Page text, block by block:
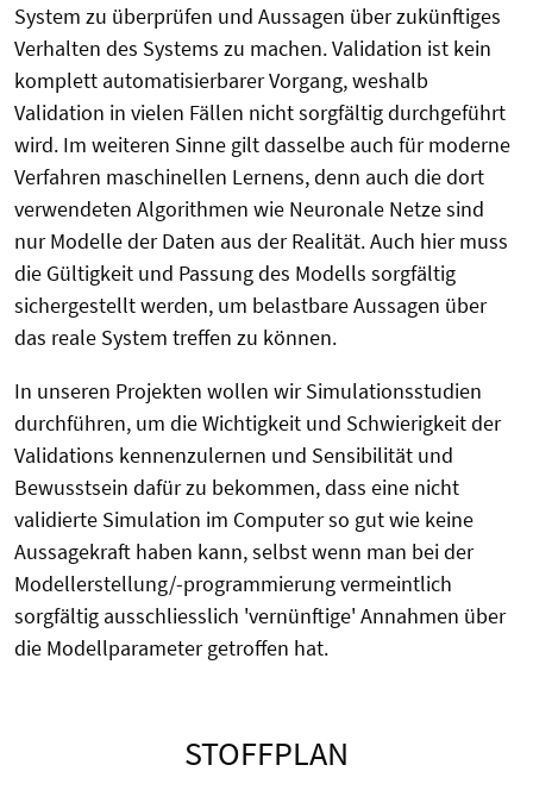
System zu überprüfen und Aussagen über zukünftiges
Verhalten des Systems zu machen. Validation ist kein
komplett automatisierbarer Vorgang, weshalb
Validation in vielen Fällen nicht sorgfältig durchgeführt
wird. Im weiteren Sinne gilt dasselbe auch für moderne
Verfahren maschinellen Lernens, denn auch die dort
verwendeten Algorithmen wie Neuronale Netze sind
nur Modelle der Daten aus der Realität. Auch hier muss
die Gültigkeit und Passung des Modells sorgfältig
sichergestellt werden, um belastbare Aussagen über
das reale System treffen zu können.
In unseren Projekten wollen wir Simulationsstudien
durchführen, um die Wichtigkeit und Schwierigkeit der
Validations kennenzulernen und Sensibilität und
Bewusstsein dafür zu bekommen, dass eine nicht
validierte Simulation im Computer so gut wie keine
Aussagekraft haben kann, selbst wenn man bei der
Modellerstellung/-programmierung vermeintlich
sorgfältig ausschliesslich 'vernünftige' Annahmen über
die Modellparameter getroffen hat.
STOFFPLAN